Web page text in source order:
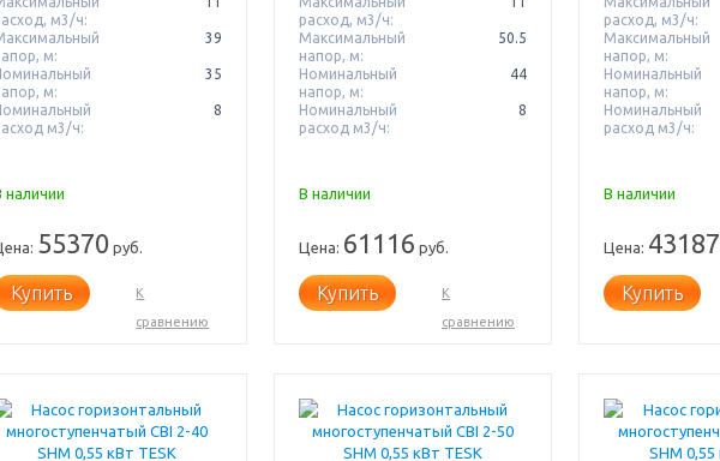
м3/ч:
м:
39
м:
35
м3/ч:
8
наличии
55370 руб.
Купить
К
сравнению
расход, м3/ч:
Максимальный
напор, м:
50.5
Номинальный
напор, м:
44
Номинальный
расход м3/ч:
8
В наличии
Цена: 61116 руб.
Купить
К
сравнению
расход, м3/ч:
Максимальный
напор, м:
Номинальный
напор, м:
Номинальный
расход м3/ч:
В наличии
Цена: 43187
Купить